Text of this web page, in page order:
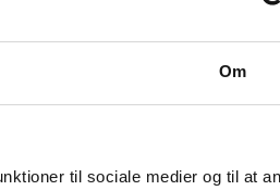
Om
til sociale medier og til at
100/120 (2 stk)